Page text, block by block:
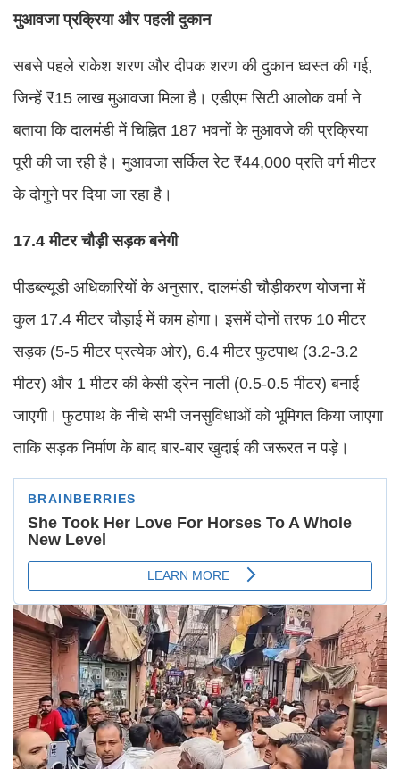
मुआवजा प्रक्रिया और पहली दुकान
सबसे पहले राकेश शरण और दीपक शरण की दुकान ध्वस्त की गई,
जिन्हें ₹15 लाख मुआवजा मिला है। एडीएम सिटी आलोक वर्मा ने
बताया कि दालमंडी में चिह्नित 187 भवनों के मुआवजे की प्रक्रिया
पूरी की जा रही है। मुआवजा सर्किल रेट ₹44,000 प्रति वर्ग मीटर
के दोगुने पर दिया जा रहा है।
17.4 मीटर चौड़ी सड़क बनेगी
पीडब्ल्यूडी अधिकारियों के अनुसार, दालमंडी चौड़ीकरण योजना में
कुल 17.4 मीटर चौड़ाई में काम होगा। इसमें दोनों तरफ 10 मीटर
सड़क (5-5 मीटर प्रत्येक ओर), 6.4 मीटर फुटपाथ (3.2-3.2
मीटर) और 1 मीटर की केसी ड्रेन नाली (0.5-0.5 मीटर) बनाई
जाएगी। फुटपाथ के नीचे सभी जनसुविधाओं को भूमिगत किया जाएगा
ताकि सड़क निर्माण के बाद बार-बार खुदाई की जरूरत न पड़े।